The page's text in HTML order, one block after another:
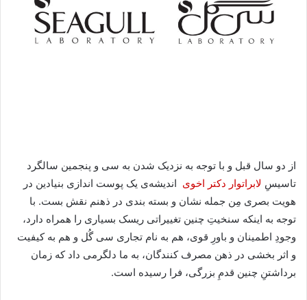
از دو سال قبل و با توجه به نزدیک شدن به سی و پنجمین سالگرد
تاسیسِ لابراتوار دکتر اخوی اندیشه‌ی یک پوست اندازی بنیادین در
هویت بصری مِن جمله نشان و بسته بندی در ذهنم نقش بست. با
توجه به اینکه سنخیتِ چنین تغییراتی ریسک بسیاری را همراه دارد،
وجودِ اطمینان و باورِ قوی، هم به نام تجاری سی گُل و هم به کیفیت
و اثر بخشی در ذهن مصرف کنندگان، به ما دلگرمی داد که زمان
برداشتنِ چنین قدمِ بزرگی، فرا رسیده است.